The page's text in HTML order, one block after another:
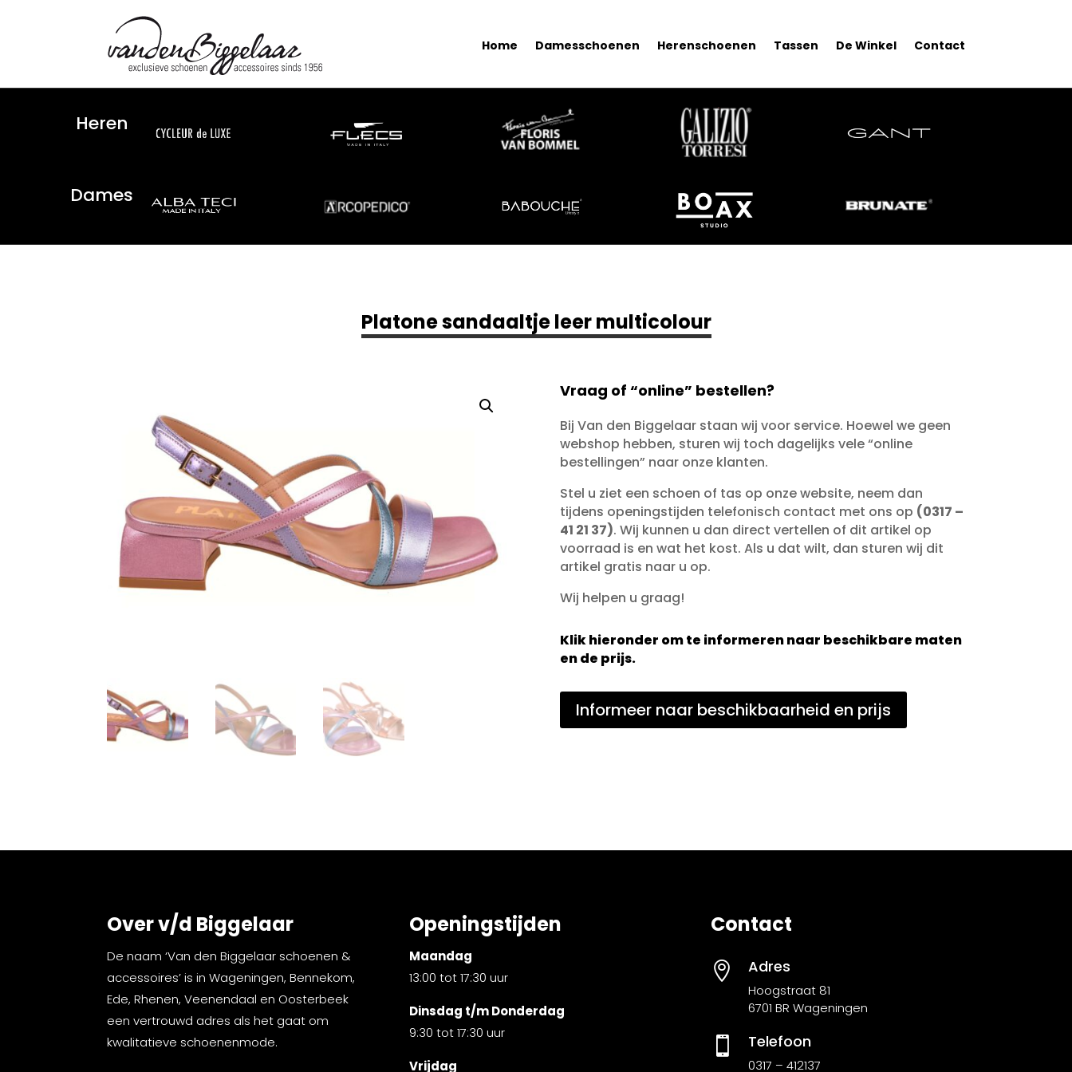
Home Damesschoenen Herenschoenen Tassen De Winkel Contact
Heren
Dames
Platone sandaaltje leer multicolour
Vraag of “online” bestellen?
Bij Van den Biggelaar staan wij voor service. Hoewel we geen
webshop hebben, sturen wij toch dagelijks vele “online
bestellingen” naar onze klanten.
Stel u ziet een schoen of tas op onze website, neem dan
tijdens openingstijden telefonisch contact met ons op (0317 –
41 21 37). Wij kunnen u dan direct vertellen of dit artikel op
voorraad is en wat het kost. Als u dat wilt, dan sturen wij dit
artikel gratis naar u op.
Wij helpen u graag!
Klik hieronder om te informeren naar beschikbare maten
en de prijs.
Informeer naar beschikbaarheid en prijs
Over v/d Biggelaar
De naam ‘Van den Biggelaar schoenen &
accessoires’ is in Wageningen, Bennekom,
Ede, Rhenen, Veenendaal en Oosterbeek
een vertrouwd adres als het gaat om
kwalitatieve schoenenmode.
Openingstijden
Maandag
13:00 tot 17:30 uur
Dinsdag t/m Donderdag
9:30 tot 17:30 uur
Vrijdag
Contact
 Adres
Hoogstraat 81
6701 BR Wageningen
 Telefoon
0317 – 412137